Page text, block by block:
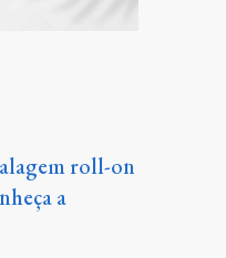
roll-on
a